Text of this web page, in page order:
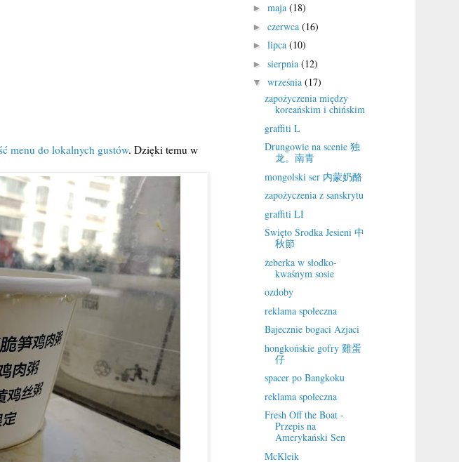
menu do lokalnych gustów. Dzięki temu w
► maja (18)
► czerwca (16)
► lipca (10)
► sierpnia (12)
▼ września (17)
zapożyczenia między
koreańskim i chińskim
graffiti L
Drungowie na scenie 独
龙。南青
mongolski ser 内蒙奶酪
zapożyczenia z sanskrytu
graffiti LI
Święto Środka Jesieni 中
秋節
żeberka w słodko-
kwaśnym sosie
ozdoby
reklama społeczna
Bajecznie bogaci Azjaci
hongkońskie gofry 雞蛋
仔
spacer po Bangkoku
reklama społeczna
Fresh Off the Boat -
Przepis na
Amerykański Sen
McKleik